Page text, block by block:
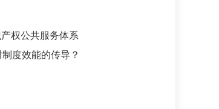
权公共服务体系
度效能的传导？